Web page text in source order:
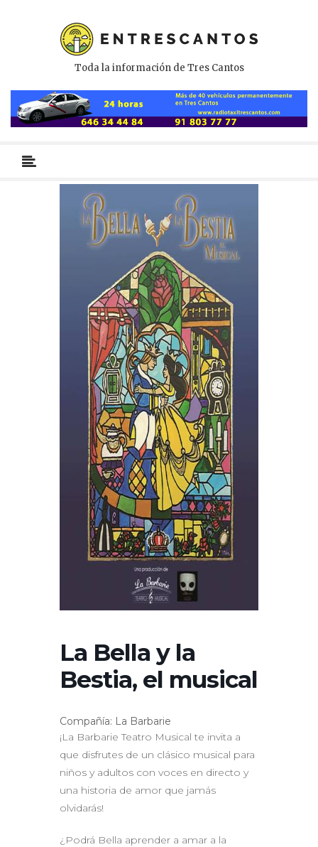
Toda la información de Tres Cantos
primario
La Bella y la
Bestia, el musical
Compañía: La Barbarie
¡La Barbarie Teatro Musical te invita a
que disfrutes de un clásico musical para
niños y adultos con voces en directo y
una historia de amor que jamás
olvidarás!
¿Podrá Bella aprender a amar a la